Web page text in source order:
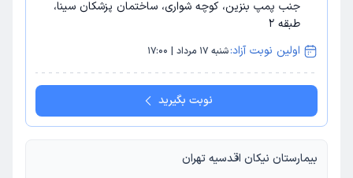
جنب پمپ بنزین، کوچه شواری، ساختمان پزشکان سینا،
طبقه 2
اولین نوبت آزاد:شنبه 17 مرداد | 17:00
نوبت بگیرید
بیمارستان نیکان اقدسیه تهران